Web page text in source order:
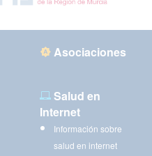
Asociaciones
Salud en
Internet
Información sobre
salud en internet